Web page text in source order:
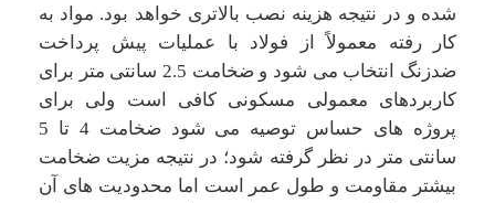
شده و در نتیجه هزینه نصب بالاتری خواهد بود. مواد به
کار رفته معمولاً از فولاد با عملیات پیش پرداخت
ضدزنگ انتخاب می شود و ضخامت 2.5 سانتی متر برای
کاربردهای معمولی مسکونی کافی است ولی برای
پروژه های حساس توصیه می شود ضخامت 4 تا 5
سانتی متر در نظر گرفته شود؛ در نتیجه مزیت ضخامت
بیشتر مقاومت و طول عمر است اما محدودیت های آن